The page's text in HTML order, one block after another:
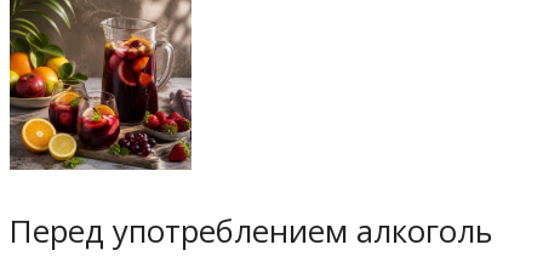
Перед употреблением алкоголь